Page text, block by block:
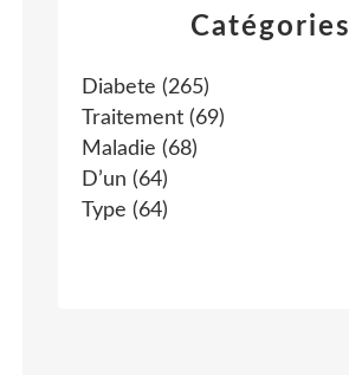
Catégories
Diabete (265)
Traitement (69)
Maladie (68)
D’un (64)
Type (64)